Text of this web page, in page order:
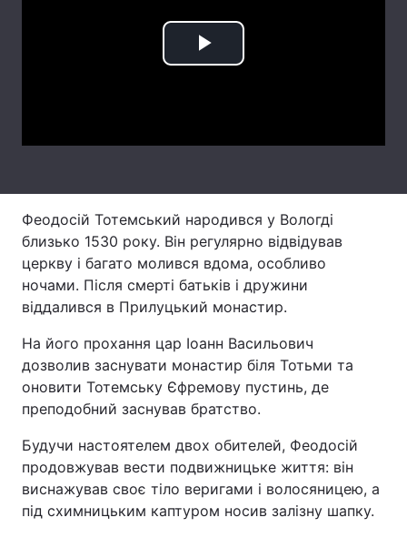
Послуги
Тема оформлення
Play
Феодосій Тотемський народився у Вологді
близько 1530 року. Він регулярно відвідував
церкву і багато молився вдома, особливо
ночами. Після смерті батьків і дружини
віддалився в Прилуцький монастир.
На його прохання цар Іоанн Васильович
дозволив заснувати монастир біля Тотьми та
оновити Тотемську Єфремову пустинь, де
преподобний заснував братство.
Будучи настоятелем двох обителей, Феодосій
продовжував вести подвижницьке життя: він
виснажував своє тіло веригами і волосяницею, а
під схимницьким каптуром носив залізну шапку.